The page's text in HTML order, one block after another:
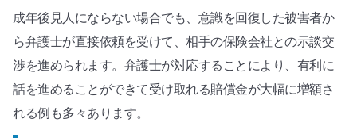
成年後見人にならない場合でも、意識を回復した被害者か
ら弁護士が直接依頼を受けて、相手の保険会社との示談交
渉を進められます。弁護士が対応することにより、有利に
話を進めることができて受け取れる賠償金が大幅に増額さ
れる例も多々あります。